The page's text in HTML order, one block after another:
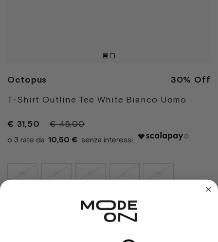
Octopus
30% Off
T-Shirt Outline Tee White Bianco Uomo
€ 45,00
€ 31,50
10,50 €